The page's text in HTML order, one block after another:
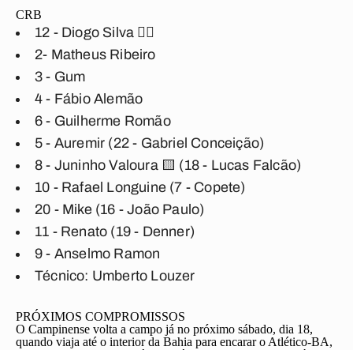
CRB
12 - Diogo Silva 🖐🏼
2- Matheus Ribeiro
3 - Gum
4 - Fábio Alemão
6 - Guilherme Romão
5 - Auremir (22 - Gabriel Conceição)
8 - Juninho Valoura 🟨 (18 - Lucas Falcão)
10 - Rafael Longuine (7 - Copete)
20 - Mike (16 - João Paulo)
11 - Renato (19 - Denner)
9 - Anselmo Ramon
Técnico: Umberto Louzer
PRÓXIMOS COMPROMISSOS
O Campinense volta a campo já no próximo sábado, dia 18,
quando viaja até o interior da Bahia para encarar o Atlético-BA,